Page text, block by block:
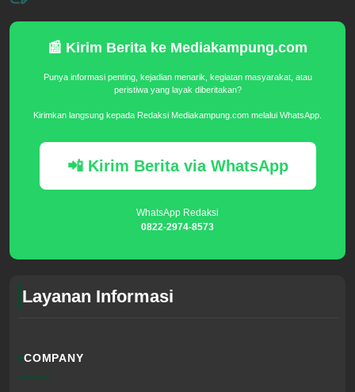
📰 Kirim Berita ke Mediakampung.com
Punya informasi penting, kejadian menarik, kegiatan masyarakat, atau
peristiwa yang layak diberitakan?
Kirimkan langsung kepada Redaksi Mediakampung.com melalui WhatsApp.
📲 Kirim Berita via WhatsApp
WhatsApp Redaksi
0822-2974-8573
Layanan Informasi
COMPANY